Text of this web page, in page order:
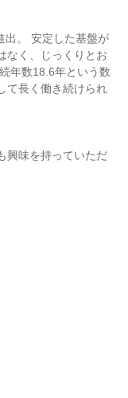
出。 安定した基盤が
なく、じっくりとお
年数18.6年という数
て長く働き続けられ
興味を持っていただ